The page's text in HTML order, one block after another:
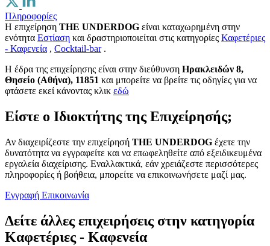
Πληροφορίες
Η επιχείρηση THE UNDERDOG είναι καταχωρημένη στην
ενότητα Εστίαση και δραστηριοποιείται στις κατηγορίες Καφετέριες
- Καφενεία , Cocktail-bar .
H έδρα της επιχείρησης είναι στην διεύθυνση Ηρακλειδών 8,
Θησείο (Αθήνα), 11851 και μπορείτε να βρείτε τις οδηγίες για να
φτάσετε εκεί κάνοντας κλικ εδώ
Είστε ο Ιδιοκτήτης της Επιχείρησής;
Αν διαχειρίζεστε την επιχείρησή THE UNDERDOG έχετε την
δυνατότητα να εγγραφείτε και να επωφεληθείτε από εξειδικευμένα
εργαλεία διαχείρισης. Εναλλακτικά, εάν χρειάζεστε περισσότερες
πληροφορίες ή βοήθεια, μπορείτε να επικοινωνήσετε μαζί μας.
Εγγραφή Επικοινωνία
Δείτε άλλες επιχειρήσεις στην κατηγορία
Καφετέριες - Καφενεία